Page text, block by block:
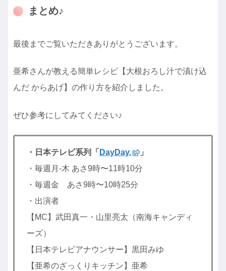
まとめ♪
最後までご覧いただきありがとうございます。
亜希さんが教える簡単レシピ【大根おろし汁で漬け込
んだ からあげ】の作り方を紹介しました。
ぜひ参考にしてみてください♪
・日本テレビ系列「 DayDay.
」
・毎週月-木 あさ9時〜11時10分
・毎週金 あさ9時〜10時25分
・出演者
【MC】武田真一・山里亮太（南海キャンディ
ーズ）
【日本テレビアナウンサー】黒田みゆ
【亜希のざっくりキッチン】亜希